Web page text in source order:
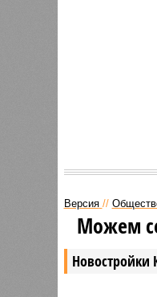
Версия //
Новостройки
Можем